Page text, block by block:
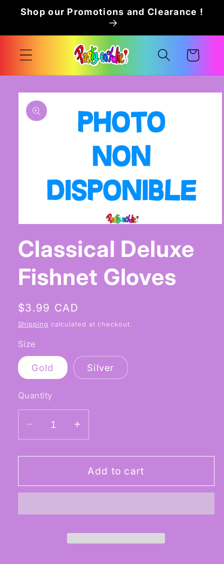
Skip to
content
Shop our Promotions and Clearance !
Cart
Skip to
product
information
1
in
modal
Classical Deluxe
Fishnet Gloves
Regular
price
$3.99 CAD
Shipping calculated at checkout.
Size
Gold Silver
Quantity
Decrease
quantity
for
Deluxe
Gloves
Increase
quantity
for
Classical
Deluxe
Gloves
Add to cart